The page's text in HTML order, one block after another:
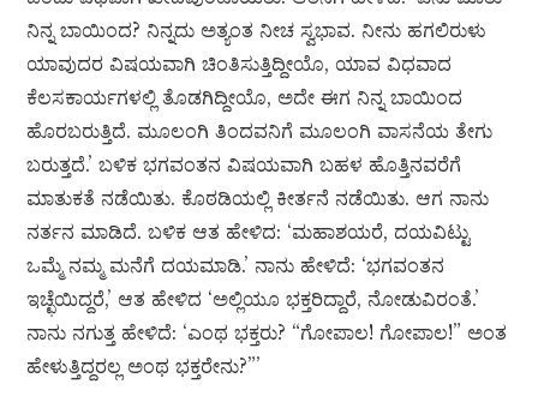
ನಿನ್ನ ಬಾಯಿಂದ? ನಿನ್ನದು ಅತ್ಯಂತ ನೀಚ ಸ್ವಭಾವ. ನೀನು ಹಗಲಿರುಳು
ಯಾವುದರ ವಿಷಯವಾಗಿ ಚಿಂತಿಸುತ್ತಿದ್ದೀಯೊ, ಯಾವ ವಿಧವಾದ
ಕೆಲಸಕಾರ್ಯಗಳಲ್ಲಿ ತೊಡಗಿದ್ದೀಯೊ, ಅದೇ ಈಗ ನಿನ್ನ ಬಾಯಿಂದ
ಹೊರಬರುತ್ತಿದೆ. ಮೂಲಂಗಿ ತಿಂದವನಿಗೆ ಮೂಲಂಗಿ ವಾಸನೆಯ ತೇಗು
ಬರುತ್ತದೆ.’ ಬಳಿಕ ಭಗವಂತನ ವಿಷಯವಾಗಿ ಬಹಳ ಹೊತ್ತಿನವರೆಗೆ
ಮಾತುಕತೆ ನಡೆಯಿತು. ಕೊಠಡಿಯಲ್ಲಿ ಕೀರ್ತನೆ ನಡೆಯಿತು. ಆಗ ನಾನು
ನರ್ತನ ಮಾಡಿದೆ. ಬಳಿಕ ಆತ ಹೇಳಿದ: ‘ಮಹಾಶಯರೆ, ದಯವಿಟ್ಟು
ಒಮ್ಮೆ ನಮ್ಮ ಮನೆಗೆ ದಯಮಾಡಿ.’ ನಾನು ಹೇಳಿದೆ: ‘ಭಗವಂತನ
ಇಚ್ಛೆಯಿದ್ದರೆ,’ ಆತ ಹೇಳಿದ ‘ಅಲ್ಲಿಯೂ ಭಕ್ತರಿದ್ದಾರೆ, ನೋಡುವಿರಂತೆ.’
ನಾನು ನಗುತ್ತ ಹೇಳಿದೆ: ‘ಎಂಥ ಭಕ್ತರು? “ಗೋಪಾಲ! ಗೋಪಾಲ!” ಅಂತ
ಹೇಳುತ್ತಿದ್ದರಲ್ಲ ಅಂಥ ಭಕ್ತರೇನು?”’